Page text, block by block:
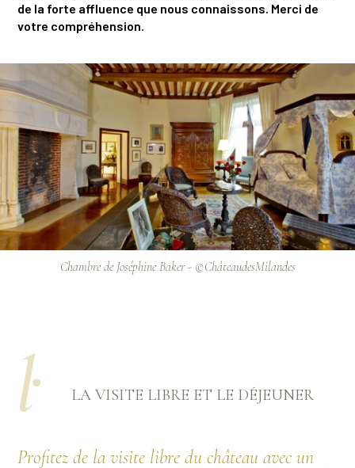
de la forte affluence que nous connaissons. Merci de
votre compréhension.
Chambre de Joséphine Baker - ©ChâteaudesMilandes
ŀ LA VISITE LIBRE ET LE DÉJEUNER
Profitez de la visite libre du château avec un